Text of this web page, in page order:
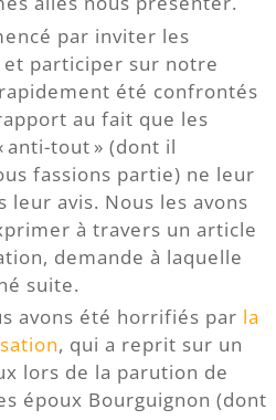
par inviter les
participer sur notre
été confrontés
au fait que les
anti-tout » (dont il
fassions partie) ne leur
leur avis. Nous les avons
à travers un article
demande à laquelle
suite.
avons été horrifiés par la
, qui a reprit sur un
lors de la parution de
époux Bourguignon (dont